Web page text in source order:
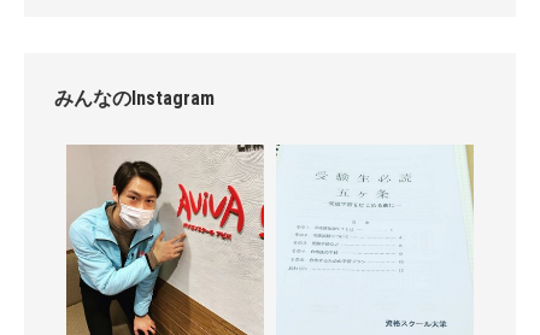
みんなのInstagram